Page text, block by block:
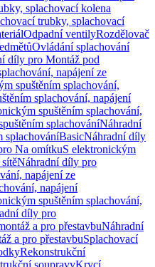
splachovací kolena
trubky, splachovací
Odpadní ventilyRozdělovač
Ovládání splachování
díly pro Montáž pod
napájení ze
spuštěním splachování,
splachování, napájení
spuštěním splachování,
splachováníNáhradní
splachováníBasicNáhradní díly
Na omítkuS elektronickým
Náhradní díly pro
napájení ze
napájení
spuštěním splachování,
díly pro
a pro přestavbuNáhradní
a pro přestavbuSplachovací
Rekonstrukční
soupravyKrycí